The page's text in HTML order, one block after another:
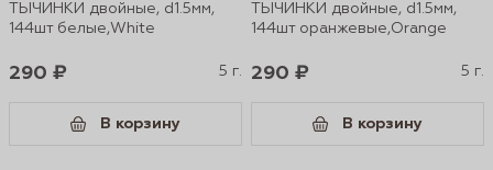
ТЫЧИНКИ двойные, d1.5мм,
144шт белые,White
290 ₽ 5 г.
В корзину
ТЫЧИНКИ двойные, d1.5мм,
144шт оранжевые,Orange
290 ₽ 5 г.
В корзину